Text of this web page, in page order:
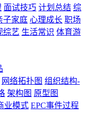
面试技巧 计划总结 综
子家庭 心理成长 职场
综艺 生活常识 体育游
网络拓扑图 组织结构-
架构图 原型图
业模式 EPC事件过程